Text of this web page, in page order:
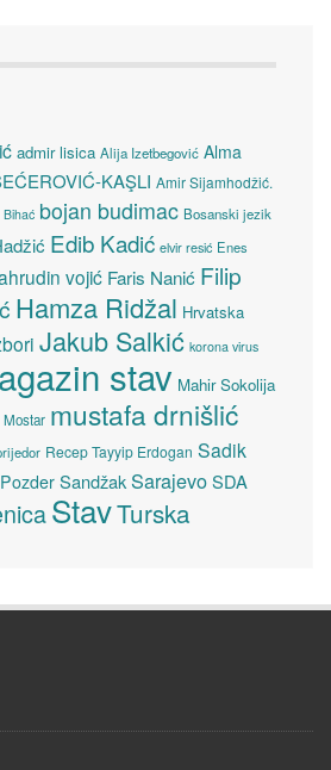
admir lisica Alija Izetbegović Alma
KAŞLI Amir Sijamhodžić.
Bihać bojan budimac Bosanski jezik
Edib Kadić elvir resić Enes
vojić Faris Nanić Filip
Hamza Ridžal Hrvatska
Jakub Salkić korona virus
stav Mahir Sokolija
Mostar mustafa drnišlić
Recep Tayyip Erdogan Sadik
SandžakSarajevoSDA
StavTurska